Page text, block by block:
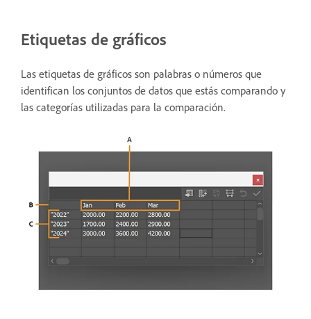
Etiquetas de gráficos
Las etiquetas de gráficos son palabras o números que
identifican los conjuntos de datos que estás comparando y
las categorías utilizadas para la comparación.